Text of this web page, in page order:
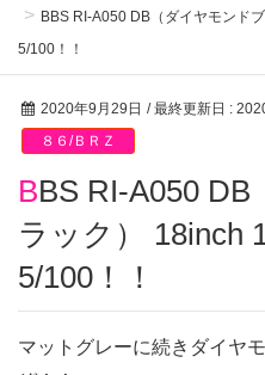
BBS RI-A050 DB（ダイヤモンド
5/100！！
2020年9月29日 / 最終更新日 :
８６/ＢＲＺ
BBS RI-A050 DB（ダイヤモンドブ
ラック） 18inch
5/100！！
マットグレーに続きダイヤ